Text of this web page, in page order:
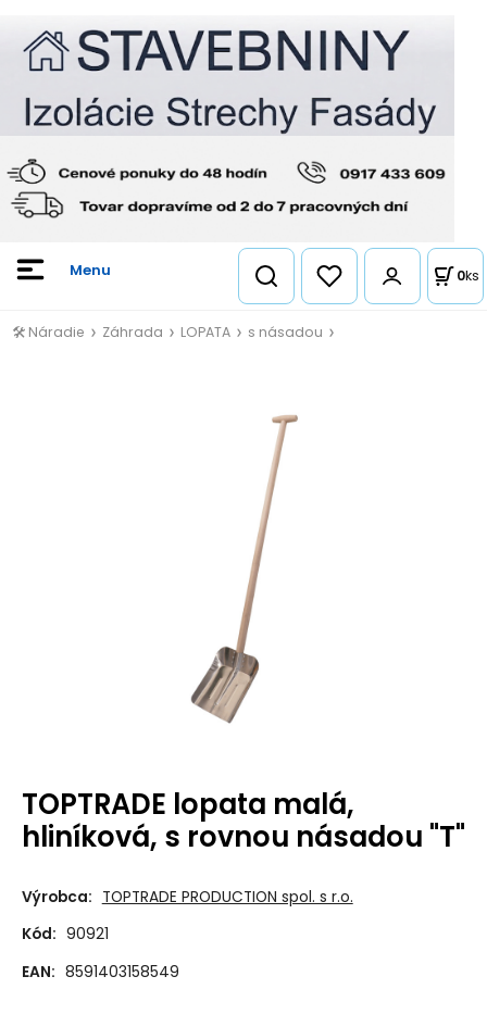
0ks
🛠️ Náradie Záhrada LOPATA s násadou
TOPTRADE lopata malá,
hliníková, s rovnou násadou "T"
Výrobca: TOPTRADE PRODUCTION spol. s r.o.
Kód: 90921
EAN: 8591403158549